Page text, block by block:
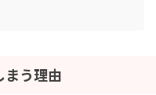
まう理由